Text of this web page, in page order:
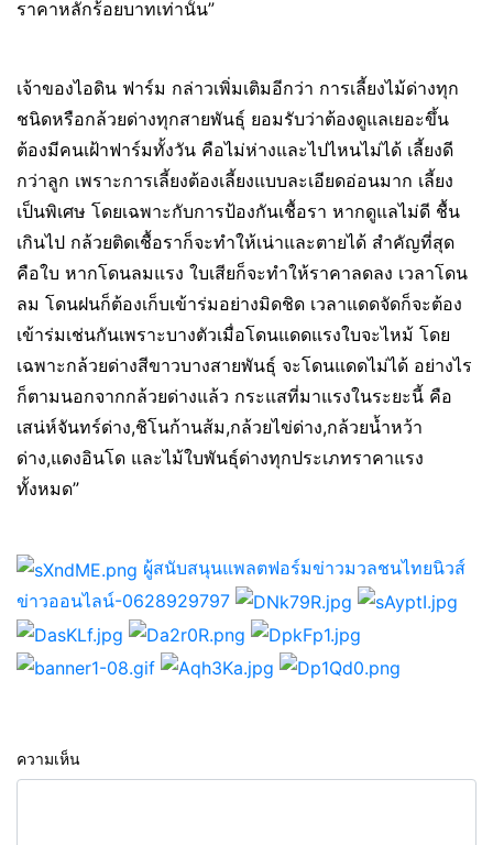
ราคาหลักร้อยบาทเท่านั้น”
เจ้าของไอดิน ฟาร์ม กล่าวเพิ่มเติมอีกว่า การเลี้ยงไม้ด่างทุก
ชนิดหรือกล้วยด่างทุกสายพันธุ์ ยอมรับว่าต้องดูแลเยอะขึ้น
ต้องมีคนเฝ้าฟาร์มทั้งวัน คือไม่ห่างและไปไหนไม่ได้ เลี้ยงดี
กว่าลูก เพราะการเลี้ยงต้องเลี้ยงแบบละเอียดอ่อนมาก เลี้ยง
เป็นพิเศษ โดยเฉพาะกับการป้องกันเชื้อรา หากดูแลไม่ดี ชื้น
เกินไป กล้วยติดเชื้อราก็จะทำให้เน่าและตายได้ สำคัญที่สุด
คือใบ หากโดนลมแรง ใบเสียก็จะทำให้ราคาลดลง เวลาโดน
ลม โดนฝนก็ต้องเก็บเข้าร่มอย่างมิดชิด เวลาแดดจัดก็จะต้อง
เข้าร่มเช่นกันเพราะบางตัวเมื่อโดนแดดแรงใบจะไหม้ โดย
เฉพาะกล้วยด่างสีขาวบางสายพันธุ์ จะโดนแดดไม่ได้ อย่างไร
ก็ตามนอกจากกล้วยด่างแล้ว กระแสที่มาแรงในระยะนี้ คือ
เสน่ห์จันทร์ด่าง,ชิโนก้านส้ม,กล้วยไข่ด่าง,กล้วยน้ำหว้า
ด่าง,แดงอินโด และไม้ใบพันธุ์ด่างทุกประเภทราคาแรง
ทั้งหมด”
ผู้สนับสนุนแพลตฟอร์มข่าวมวลชนไทยนิวส์
ข่าวออนไลน์-0628929797
ความเห็น